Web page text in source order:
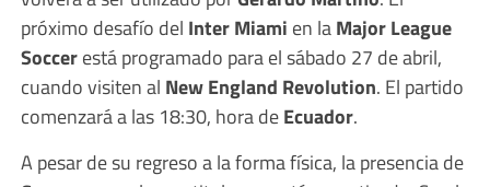
próximo desafío del Inter Miami en laMajor League
Soccerestá programado para el sábado 27 de abril,
cuando visiten al New England Revolution. El partido
comenzará a las 18:30, hora deEcuador.
A pesar de su regreso a la forma física, la presencia de